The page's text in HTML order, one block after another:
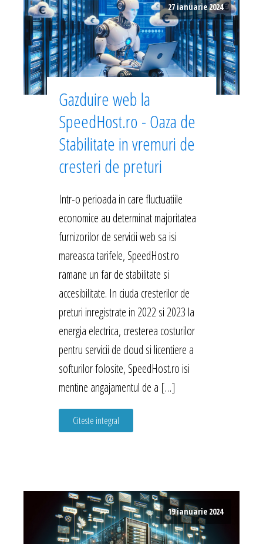
27 ianuarie 2024
Gazduire web la
SpeedHost.ro - Oaza de
Stabilitate in vremuri de
cresteri de preturi
Intr-o perioada in care fluctuatiile
economice au determinat majoritatea
furnizorilor de servicii web sa isi
mareasca tarifele, SpeedHost.ro
ramane un far de stabilitate si
accesibilitate. In ciuda cresterilor de
preturi inregistrate in 2022 si 2023 la
energia electrica, cresterea costurilor
pentru servicii de cloud si licentiere a
softurilor folosite, SpeedHost.ro isi
mentine angajamentul de a […]
Citeste integral
19 ianuarie 2024